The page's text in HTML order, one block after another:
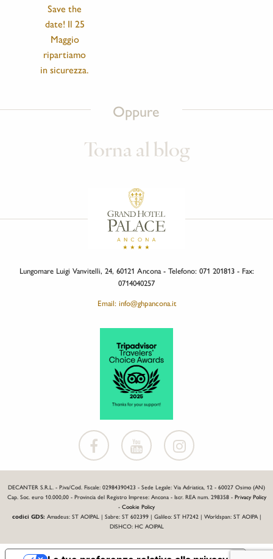
Save the
date! Il 25
Maggio
ripartiamo
in sicurezza.
Oppure
Torna al blog
Lungomare Luigi Vanvitelli, 24, 60121 Ancona - Telefono: 071 201813 - Fax:
0714040257
Email: info@ghpancona.it
DECANTER S.R.L. - P.iva/Cod. Fiscale: 02984390423 - Sede Legale: Via Adriatica, 12 - 60027 Osimo (AN)
Cap. Soc. euro 10.000,00 - Provincia del Registro Imprese: Ancona - Iscr. REA num. 298358 - Privacy Policy
- Cookie Policy
codici GDS: Amadeus: ST AOIPAL | Sabre: ST 602399 | Galileo: ST H7242 | Worldspan: ST AOIPA |
DISHCO: HC AOIPAL